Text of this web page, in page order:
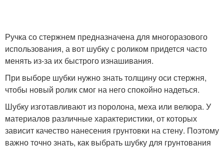
Ручка со стержнем предназначена для многоразового
использования, а вот шубку с роликом придется часто
менять из-за их быстрого изнашивания.
При выборе шубки нужно знать толщину оси стержня,
чтобы новый ролик смог на него спокойно надеться.
Шубку изготавливают из поролона, меха или велюра. У
материалов различные характеристики, от которых
зависит качество нанесения грунтовки на стену. Поэтому
важно точно знать, как выбрать шубку для грунтования